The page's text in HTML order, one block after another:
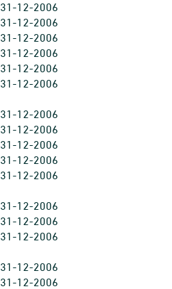
31-12-2006
31-12-2006
31-12-2006
31-12-2006
31-12-2006
31-12-2006
31-12-2006
31-12-2006
31-12-2006
31-12-2006
31-12-2006
31-12-2006
31-12-2006
31-12-2006
31-12-2006
31-12-2006